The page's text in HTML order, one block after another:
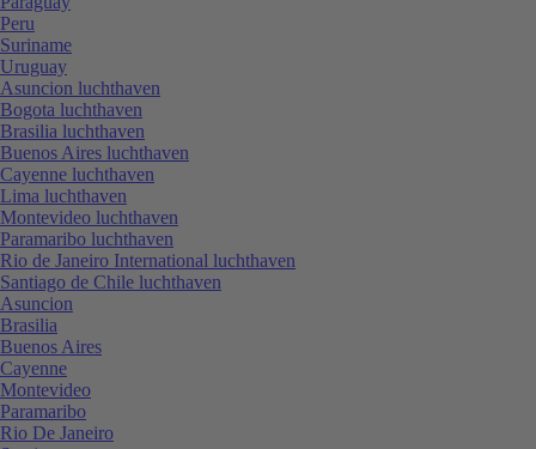
Peru
Suriname
Uruguay
Asuncion luchthaven
Bogota luchthaven
Brasilia luchthaven
Buenos Aires luchthaven
Cayenne luchthaven
Lima luchthaven
Montevideo luchthaven
Paramaribo luchthaven
Rio de Janeiro International luchthaven
Santiago de Chile luchthaven
Asuncion
Brasilia
Buenos Aires
Cayenne
Montevideo
Paramaribo
Rio De Janeiro